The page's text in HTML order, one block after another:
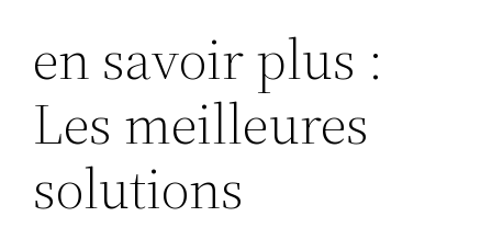
en savoir plus :
Les meilleures
solutions